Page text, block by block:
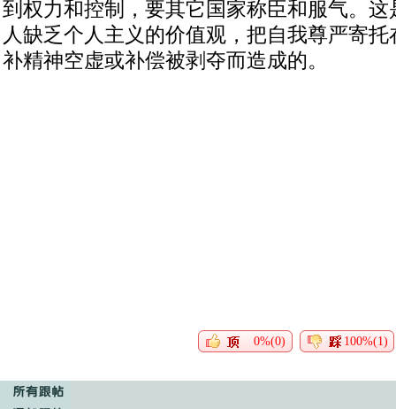
到权力和控制，要其它国家称臣和服气。
人缺乏个人主义的价值观，把自我尊严寄
补精神空虚或补偿被剥夺而造成的。
0%(0) 100%(1)